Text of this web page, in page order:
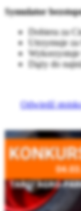
Symulator
Dobiera za
Utrzymuje
Dąży do
Odwiedź